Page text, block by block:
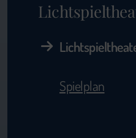
Spielplan